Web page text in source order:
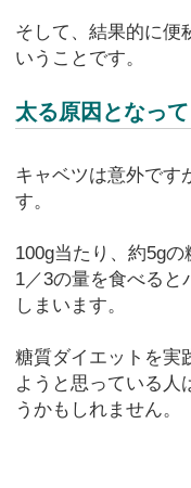
そして、結果的に便
いうことです。
太る原因となっ
キャベツは意外です
す。
100g当たり、約5g
1／3の量を食べると
しまいます。
糖質ダイエットを実
ようと思っている人
うかもしれません。